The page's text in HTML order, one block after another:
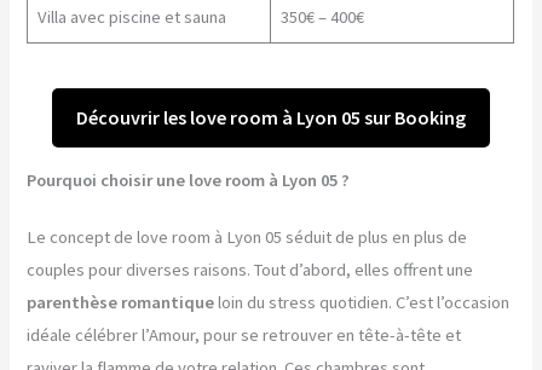
Villa avec piscine et sauna 350€ – 400€
Découvrir les love room à Lyon 05 sur Booking
Pourquoi choisir une love room à Lyon 05 ?
Le concept de love room à Lyon 05 séduit de plus en plus de
couples pour diverses raisons. Tout d’abord, elles offrent une
parenthèse romantiqueloin du stress quotidien. C’est l’occasion
idéale célébrer l’Amour, pour se retrouver en tête-à-tête et